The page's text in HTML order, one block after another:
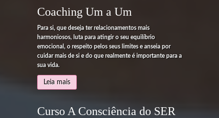
Coaching Um a Um
Para si, que deseja ter relacionamentos mais
harmoniosos, luta para atingir o seu equilíbrio
emocional, o respeito pelos seus limites e anseia por
cuidar mais de si e do que realmente é importante para a
sua vida.
Leia mais
Curso A Consciência do SER